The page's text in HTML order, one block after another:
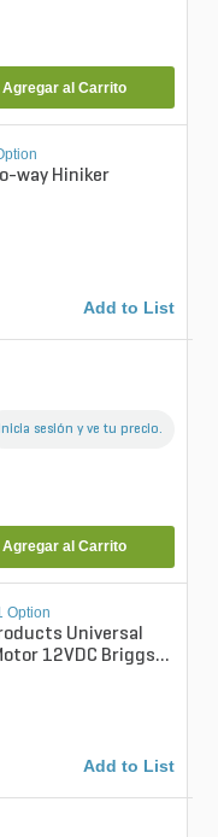
Agregar al Carrito
way Hiniker
Add to List
Inicia sesión y ve tu precio.
Agregar al Carrito
Option
Universal
12VDC Briggs
Add to List